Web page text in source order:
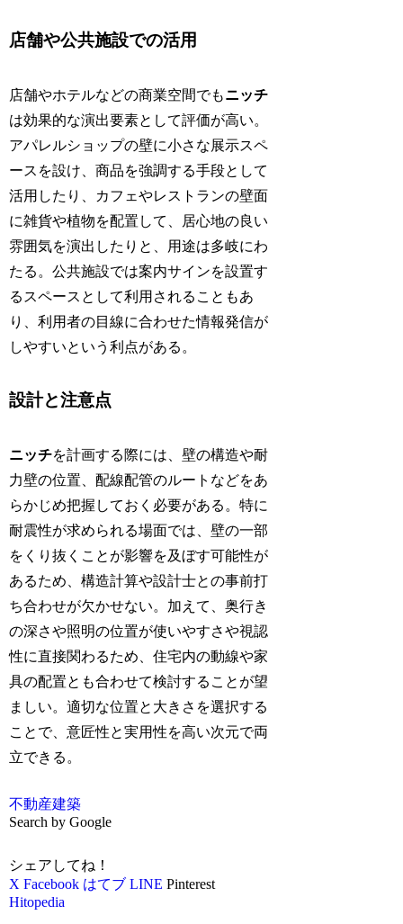
店舗や公共施設での活用
店舗やホテルなどの商業空間でもニッチ
は効果的な演出要素として評価が高い。
アパレルショップの壁に小さな展示スペ
ースを設け、商品を強調する手段として
活用したり、カフェやレストランの壁面
に雑貨や植物を配置して、居心地の良い
雰囲気を演出したりと、用途は多岐にわ
たる。公共施設では案内サインを設置す
るスペースとして利用されることもあ
り、利用者の目線に合わせた情報発信が
しやすいという利点がある。
設計と注意点
ニッチを計画する際には、壁の構造や耐
力壁の位置、配線配管のルートなどをあ
らかじめ把握しておく必要がある。特に
耐震性が求められる場面では、壁の一部
をくり抜くことが影響を及ぼす可能性が
あるため、構造計算や設計士との事前打
ち合わせが欠かせない。加えて、奥行き
の深さや照明の位置が使いやすさや視認
性に直接関わるため、住宅内の動線や家
具の配置とも合わせて検討することが望
ましい。適切な位置と大きさを選択する
ことで、意匠性と実用性を高い次元で両
立できる。
不動産建築
Search by Google
シェアしてね！
X Facebook はてブ LINE Pinterest
Hitopedia